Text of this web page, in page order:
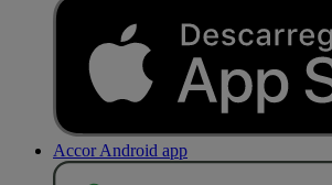
Accor Android app